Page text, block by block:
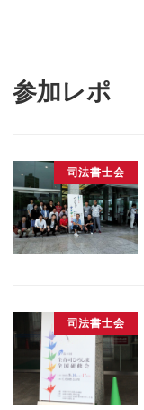
参加レポ
司法書士会
司法書士会